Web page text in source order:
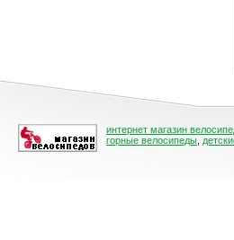
интернет магазин
горные велосипеды